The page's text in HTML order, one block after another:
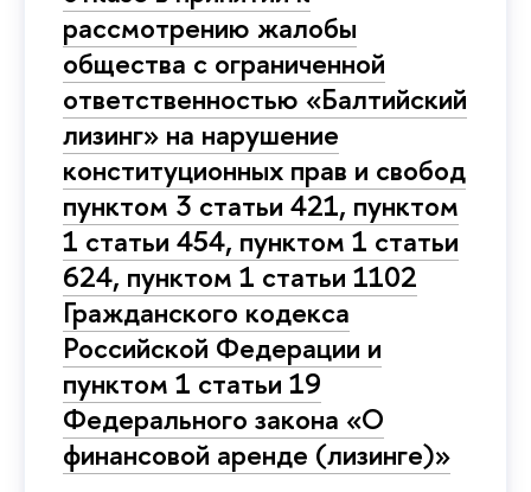
рассмотрению жалобы
общества с ограниченной
ответственностью «Балтийский
лизинг» на нарушение
конституционных прав и свобод
пунктом 3 статьи 421, пунктом
1 статьи 454, пунктом 1 статьи
624, пунктом 1 статьи 1102
Гражданского кодекса
Российской Федерации и
пунктом 1 статьи 19
Федерального закона «О
финансовой аренде (лизинге)»